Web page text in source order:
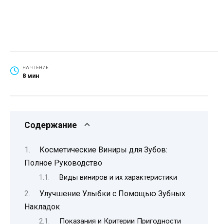
НА ЧТЕНИЕ
8 мин
Содержание
Косметические Виниры для Зубов:
Полное Руководство
Виды виниров и их характеристики
Улучшение Улыбки с Помощью Зубных
Накладок
Показания и Критерии Пригодности